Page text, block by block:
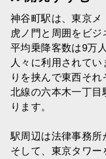
神谷町駅は、東京メ
虎ノ門と周囲をビ
平均乗降客数は9万
人々に利用されて
りを挟んで東西そ
北線の六本木一丁目
ります。
駅周辺は法律事務所
そして、東京タワ